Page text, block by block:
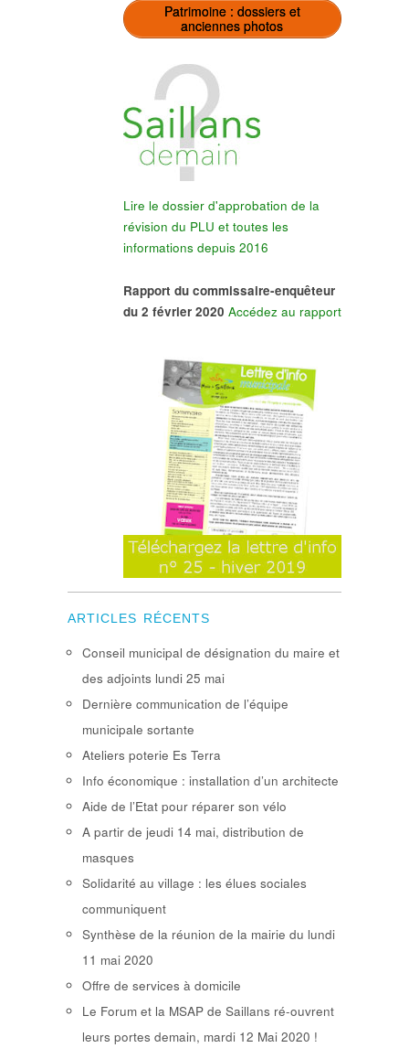
Patrimoine : dossiers et
anciennes photos
Lire le dossier d'approbation de la
révision du PLU et toutes les
informations depuis 2016
Rapport du commissaire-enquêteur
du 2 février 2020 Accédez au rapport
ARTICLES RÉCENTS
Conseil municipal de désignation du maire et
des adjoints lundi 25 mai
Dernière communication de l’équipe
municipale sortante
Ateliers poterie Es Terra
Info économique : installation d’un architecte
Aide de l’Etat pour réparer son vélo
A partir de jeudi 14 mai, distribution de
masques
Solidarité au village : les élues sociales
communiquent
Synthèse de la réunion de la mairie du lundi
11 mai 2020
Offre de services à domicile
Le Forum et la MSAP de Saillans ré-ouvrent
leurs portes demain, mardi 12 Mai 2020 !